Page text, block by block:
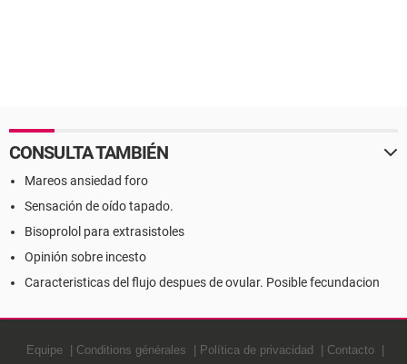
CONSULTA TAMBIÉN
Mareos ansiedad foro
Sensación de oído tapado.
Bisoprolol para extrasistoles
Opinión sobre incesto
Caracteristicas del flujo despues de ovular. Posible fecundacion
Equipe Conditions générales Política de privacidad Contacto